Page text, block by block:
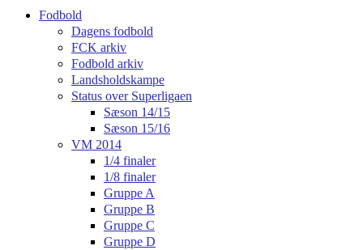
Fodbold
Dagens fodbold
FCK arkiv
Fodbold arkiv
Landsholdskampe
Status over Superligaen
Sæson 14/15
Sæson 15/16
VM 2014
1/4 finaler
1/8 finaler
Gruppe A
Gruppe B
Gruppe C
Gruppe D